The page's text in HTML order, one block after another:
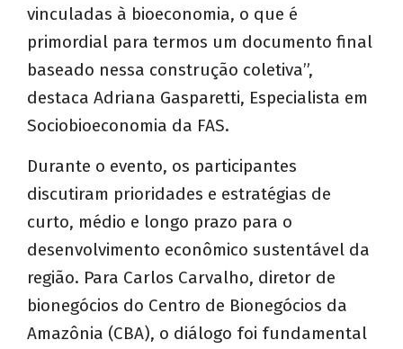
vinculadas à bioeconomia, o que é
primordial para termos um documento final
baseado nessa construção coletiva”,
destaca Adriana Gasparetti, Especialista em
Sociobioeconomia da FAS.
Durante o evento, os participantes
discutiram prioridades e estratégias de
curto, médio e longo prazo para o
desenvolvimento econômico sustentável da
região. Para Carlos Carvalho, diretor de
bionegócios do Centro de Bionegócios da
Amazônia (CBA), o diálogo foi fundamental